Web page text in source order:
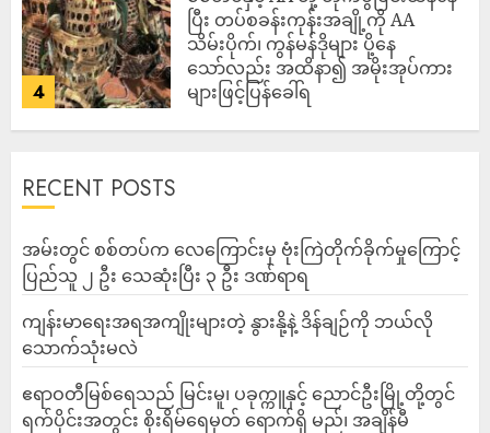
4
ပြီး တပ်စခန်းကုန်းအချို့ကို AA
သိမ်းပိုက်၊ ကွန်မန်ဒိုများ ပို့နေ
သော်လည်း အထိနာ၍ အမိုးအုပ်ကား
များဖြင့်ပြန်ခေါ်ရ
RECENT POSTS
‎အမ်းတွင် စစ်တပ်က လေကြောင်းမှ ဗုံးကြဲတိုက်ခိုက်မှုကြောင့်
ပြည်သူ ၂ ဦး သေဆုံးပြီး ၃ ဦး ဒဏ်ရာရ
ကျန်းမာရေးအရအကျိုးများတဲ့ နွားနို့နဲ့ ဒိန်ချဉ်ကို ဘယ်လို
သောက်သုံးမလဲ
ဧရာဝတီမြစ်ရေသည် မြင်းမူ၊ ပခုက္ကူနှင့် ညောင်ဦးမြို့တို့တွင်
ရက်ပိုင်းအတွင်း စိုးရိမ်ရေမှတ် ရောက်ရှိ မည်၊ အချိန်မီ